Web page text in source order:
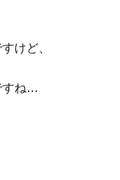
けど、
すね…